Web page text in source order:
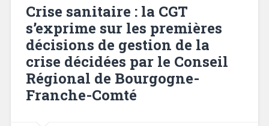
Crise sanitaire : la CGT
s’exprime sur les premières
décisions de gestion de la
crise décidées par le Conseil
Régional de Bourgogne-
Franche-Comté